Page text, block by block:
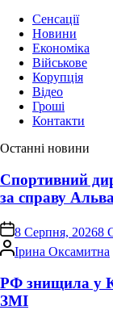
Сенсації
Новини
Економіка
Військове
Корупція
Відео
Гроші
Контакти
Останні новини
Спортивний
за справу
on8 Серпня, 20268
Опубліковано
Ірина Оксамитна
РФ знищила у
ЗМІ